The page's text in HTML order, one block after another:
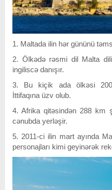
1. Maltada ilin hər gününü
2. Ölkədə rəsmi dil Malta
ingiliscə danışır.
3. Bu kiçik ada ölkəsi
İttifaqına üzv olub.
4. Afrika qitəsindən 288 km
cənubda yerləşir.
5. 2011-ci ilin mart ayında
personajları kimi geyinərək